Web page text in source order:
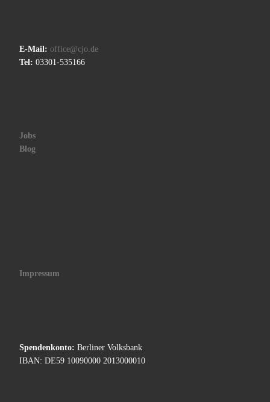
E-Mail: office@cjo.de
Tel: 03301-535166
Jobs
Blog
Impressum
Spendenkonto: Berliner Volksbank
IBAN: DE59 10090000 2013000010